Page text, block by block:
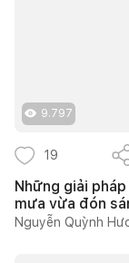
9.797
19
Những giải
mưa vừa đón
Nguyễn Quỳnh